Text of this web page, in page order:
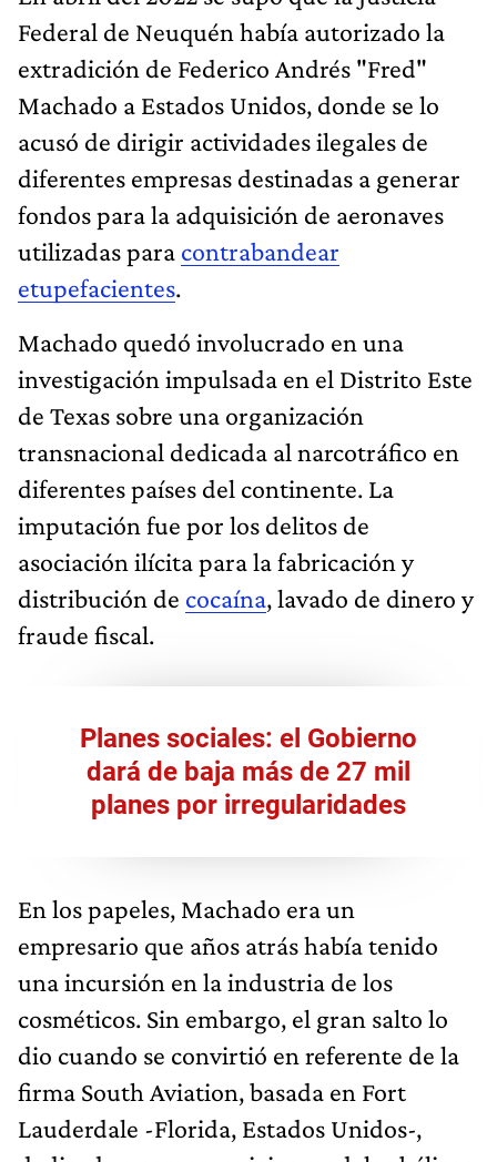
Federal de Neuquén había autorizado la
extradición de Federico Andrés "Fred"
Machado a Estados Unidos, donde se lo
acusó de dirigir actividades ilegales de
diferentes empresas destinadas a generar
fondos para la adquisición de aeronaves
utilizadas para contrabandear
etupefacientes.
Machado quedó involucrado en una
investigación impulsada en el Distrito Este
de Texas sobre una organización
transnacional dedicada al narcotráfico en
diferentes países del continente. La
imputación fue por los delitos de
asociación ilícita para la fabricación y
distribución de cocaína, lavado de dinero y
fraude fiscal.
Planes sociales: el Gobierno
dará de baja más de 27 mil
planes por irregularidades
En los papeles, Machado era un
empresario que años atrás había tenido
una incursión en la industria de los
cosméticos. Sin embargo, el gran salto lo
dio cuando se convirtió en referente de la
firma South Aviation, basada en Fort
Lauderdale -Florida, Estados Unidos-,